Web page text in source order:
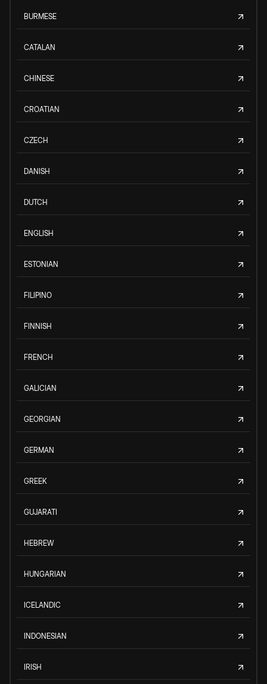
BURMESE
CATALAN
CHINESE
CROATIAN
CZECH
DANISH
DUTCH
ENGLISH
ESTONIAN
FILIPINO
FINNISH
FRENCH
GALICIAN
GEORGIAN
GERMAN
GREEK
GUJARATI
HEBREW
HUNGARIAN
ICELANDIC
INDONESIAN
IRISH